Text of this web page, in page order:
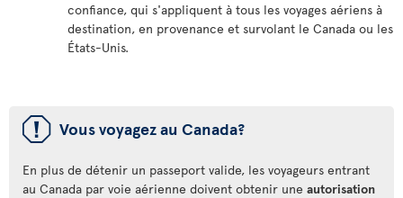
confiance, qui s'appliquent à tous les voyages aériens à
destination, en provenance et survolant le Canada ou les
États-Unis.
ü Vous voyagez au Canada?
En plus de détenir un passeport valide, les voyageurs entrant
au Canada par voie aérienne doivent obtenir une autorisation